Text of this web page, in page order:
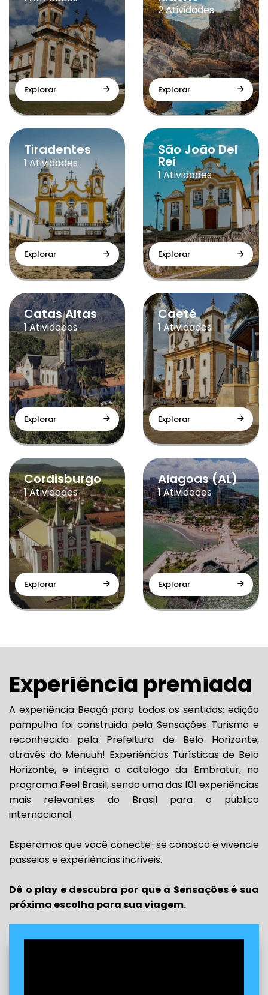
Explorar
2 Atividades
Explorar
Tiradentes
1 Atividades
Explorar
São João Del
Rei
1 Atividades
Explorar
Catas Altas
1 Atividades
Explorar
Caeté
1 Atividades
Explorar
Cordisburgo
1 Atividades
Explorar
Alagoas (AL)
1 Atividades
Explorar
Experiência premiada
A experiência Beagá para todos os sentidos: edição
pampulha foi construida pela Sensações Turismo e
reconhecida pela Prefeitura de Belo Horizonte,
através do Menuuh! Experiências Turísticas de Belo
Horizonte, e integra o catalogo da Embratur, no
programa Feel Brasil, sendo uma das 101 experiências
mais relevantes do Brasil para o público
internacional.
Esperamos que você conecte-se conosco e vivencie
passeios e experiências incriveis.
Dê o play e descubra por que a Sensações é sua
próxima escolha para sua viagem.